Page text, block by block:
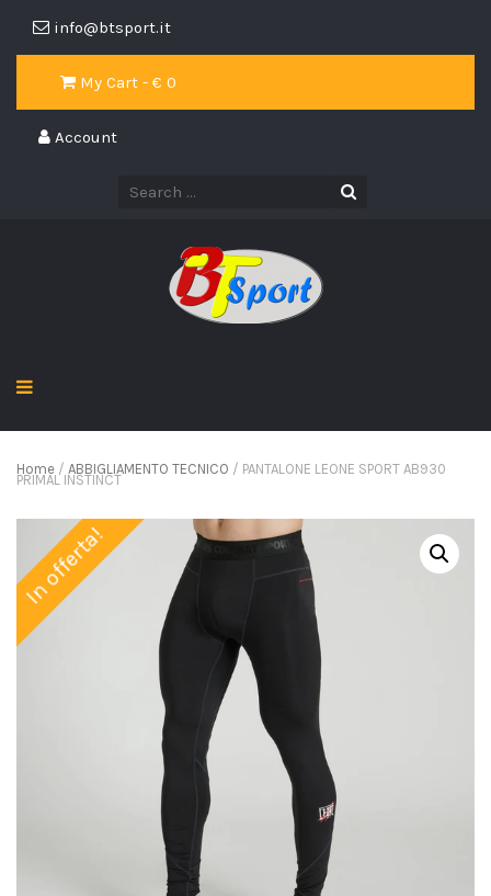
info@btsport.it
My Cart - € 0
Account
Home / ABBIGLIAMENTO TECNICO / PANTALONE LEONE SPORT AB930
PRIMAL INSTINCT
In offerta!